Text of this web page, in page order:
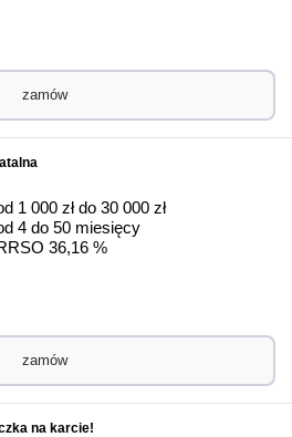
zamów
1 000 zł do 30 000 zł
4 do 50 miesięcy
36,16 %
zamów
na karcie!